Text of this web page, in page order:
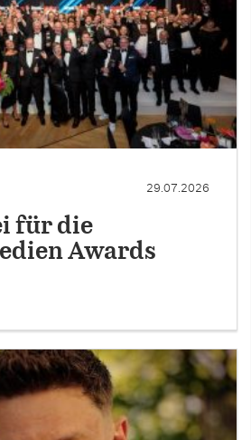
29.07.2026
für die
Awards